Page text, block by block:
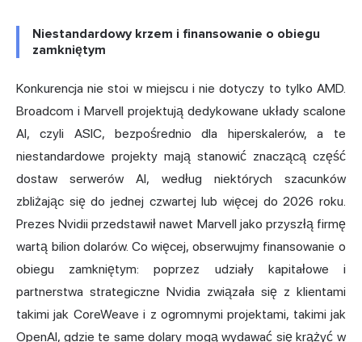
Niestandardowy krzem i finansowanie o obiegu
zamkniętym
Konkurencja nie stoi w miejscu i nie dotyczy to tylko AMD.
Broadcom i Marvell projektują dedykowane układy scalone
AI, czyli ASIC, bezpośrednio dla hiperskalerów, a te
niestandardowe projekty mają stanowić znaczącą część
dostaw serwerów AI, według niektórych szacunków
zbliżając się do jednej czwartej lub więcej do 2026 roku.
Prezes Nvidii przedstawił nawet Marvell jako przyszłą firmę
wartą bilion dolarów. Co więcej, obserwujmy finansowanie o
obiegu zamkniętym: poprzez udziały kapitałowe i
partnerstwa strategiczne Nvidia związała się z klientami
takimi jak CoreWeave i z ogromnymi projektami, takimi jak
OpenAI, gdzie te same dolary mogą wydawać się krążyć w